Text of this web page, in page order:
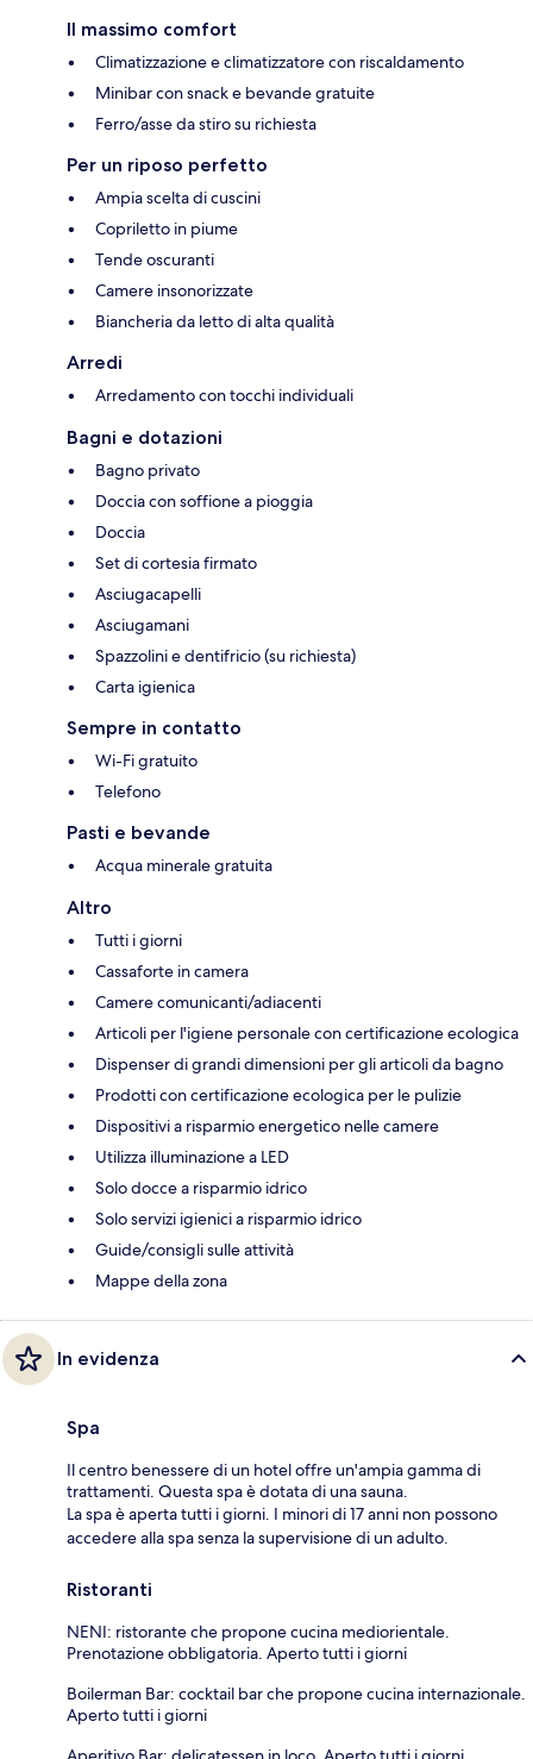
Il massimo comfort
Climatizzazione e climatizzatore con riscaldamento
Minibar con snack e bevande gratuite
Ferro/asse da stiro su richiesta
Per un riposo perfetto
Ampia scelta di cuscini
Copriletto in piume
Tende oscuranti
Camere insonorizzate
Biancheria da letto di alta qualità
Arredi
Arredamento con tocchi individuali
Bagni e dotazioni
Bagno privato
Doccia con soffione a pioggia
Doccia
Set di cortesia firmato
Asciugacapelli
Asciugamani
Spazzolini e dentifricio (su richiesta)
Carta igienica
Sempre in contatto
Wi-Fi gratuito
Telefono
Pasti e bevande
Acqua minerale gratuita
Altro
Tutti i giorni
Cassaforte in camera
Camere comunicanti/adiacenti
Articoli per l'igiene personale con certificazione ecologica
Dispenser di grandi dimensioni per gli articoli da bagno
Prodotti con certificazione ecologica per le pulizie
Dispositivi a risparmio energetico nelle camere
Utilizza illuminazione a LED
Solo docce a risparmio idrico
Solo servizi igienici a risparmio idrico
Guide/consigli sulle attività
Mappe della zona
In evidenza
Spa
Il centro benessere di un hotel offre un'ampia gamma di
trattamenti. Questa spa è dotata di una sauna.
La spa è aperta tutti i giorni. I minori di 17 anni non possono
accedere alla spa senza la supervisione di un adulto.
Ristoranti
NENI: ristorante che propone cucina mediorientale.
Prenotazione obbligatoria. Aperto tutti i giorni
Boilerman Bar: cocktail bar che propone cucina internazionale.
Aperto tutti i giorni